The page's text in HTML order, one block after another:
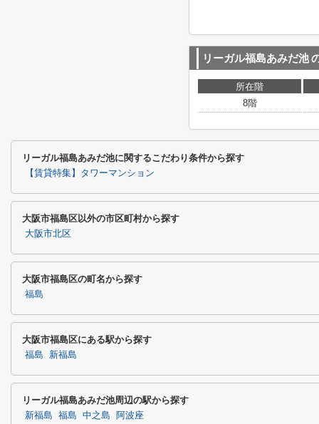
リーガル福島あみだ池
所在階
8階
リーガル福島あみだ池に関するこだわり条件から探す
【賃貸特集】タワーマンション
大阪市福島区以外の市区町村から探す
大阪市北区
大阪市福島区の町名から探す
福島
大阪市福島区にある駅から探す
福島 新福島
リーガル福島あみだ池周辺の駅から探す
新福島 福島 中之島 阿波座